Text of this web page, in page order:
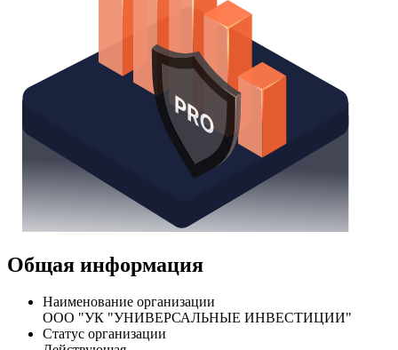
Общая информация
Наименование организации
ООО "УК "УНИВЕРСАЛЬНЫЕ ИНВЕСТИЦИИ"
Статус организации